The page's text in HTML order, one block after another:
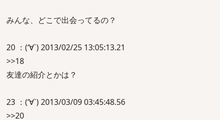
みんな、どこで出会ってるの？
20 ：(‘∀`) 2013/02/25 13:05:13.21
>>18
友達の紹介とかは？
23 ：(‘∀`) 2013/03/09 03:45:48.56
>>20